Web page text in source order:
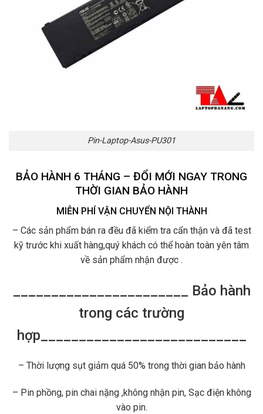
Pin-Laptop-Asus-PU301
BẢO HÀNH 6 THÁNG – ĐỔI MỚI NGAY TRONG
THỜI GIAN BẢO HÀNH
MIỄN PHÍ VẬN CHUYỂN NỘI THÀNH
– Các sản phẩm bán ra đều đã kiểm tra cẩn thận và đã test
kỹ trước khi xuất hàng,quý khách có thể hoàn toàn yên tâm
về sản phẩm nhận được .
_______________________ Bảo hành
trong các trường
hợp___________________________
– Thời lượng sụt giảm quá 50% trong thời gian bảo hành
– Pin phồng, pin chai nặng ,không nhận pin, Sạc điện không
vào pin.